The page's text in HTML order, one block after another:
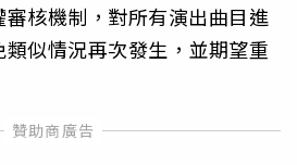
核機制，對所有演出曲目進
似情況再次發生，並期望重